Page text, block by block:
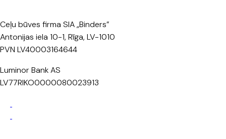
Ceļu būves firma SIA „Binders”
Antonijas iela 10-1, Rīga, LV-1010
PVN LV40003164644
Luminor Bank AS
LV77RIKO0000080023913